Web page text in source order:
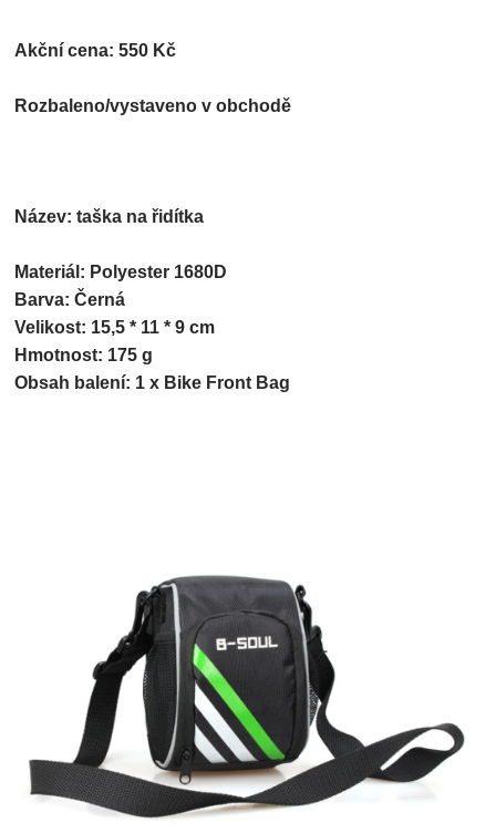
Akční cena: 550 Kč
Rozbaleno/vystaveno v obchodě
Název: taška na řidítka
Materiál: Polyester 1680D
Barva: Černá
Velikost: 15,5 * 11 * 9 cm
Hmotnost: 175 g
Obsah balení: 1 x Bike Front Bag